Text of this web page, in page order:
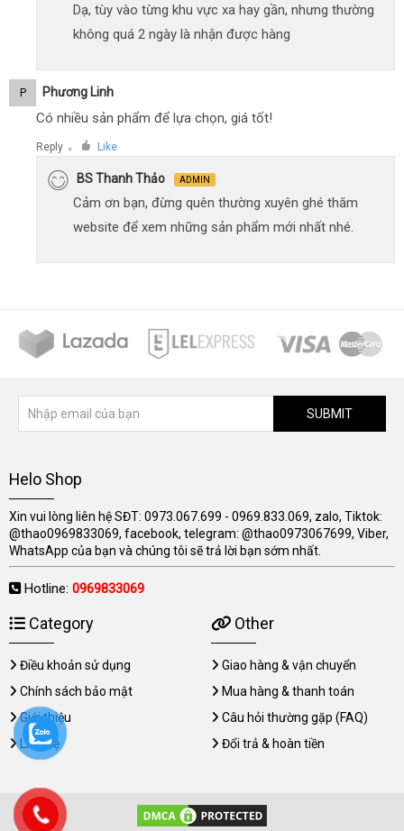
Dạ, tùy vào từng khu vực xa hay gần, nhưng thường
không quá 2 ngày là nhận được hàng
P Phương Linh
Có nhiều sản phẩm để lựa chọn, giá tốt!
Reply ● Like
BS Thanh Thảo ADMIN
Cảm ơn bạn, đừng quên thường xuyên ghé thăm
website để xem những sản phẩm mới nhất nhé.
SUBMIT
Helo Shop
Xin vui lòng liên hệ SĐT: 0973.067.699 - 0969.833.069, zalo, Tiktok:
@thao0969833069, facebook, telegram: @thao0973067699, Viber,
WhatsApp của bạn và chúng tôi sẽ trả lời bạn sớm nhất.
Hotline: 0969833069
Category
Điều khoản sử dụng
Chính sách bảo mật
Giới thiệu
Liên hệ
Other
Giao hàng & vận chuyển
Mua hàng & thanh toán
Câu hỏi thường gặp (FAQ)
Đổi trả & hoàn tiền